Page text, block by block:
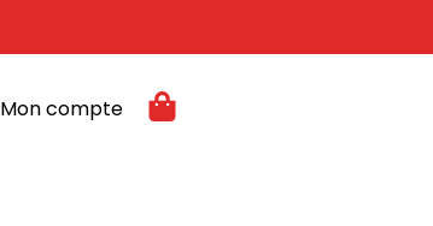
Mon compte